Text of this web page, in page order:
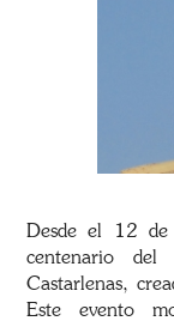
Desde el 12
centenario
Castarlenas,
Este evento